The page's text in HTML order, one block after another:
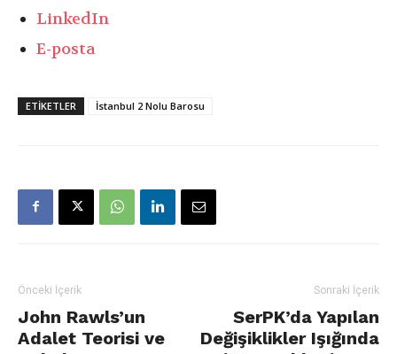
LinkedIn
E-posta
ETIKETLER İstanbul 2 Nolu Barosu
Önceki İçerik
John Rawls’un
Adalet Teorisi ve
Sonraki İçerik
SerPK’da Yapılan
Değişiklikler Işığında